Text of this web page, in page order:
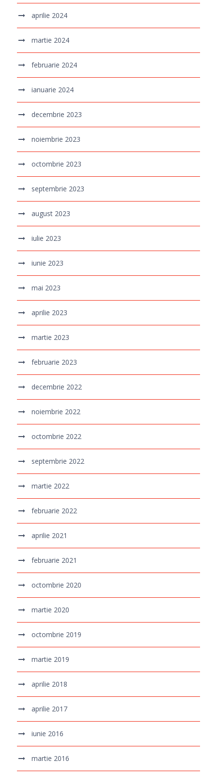
aprilie 2024
martie 2024
februarie 2024
ianuarie 2024
decembrie 2023
noiembrie 2023
octombrie 2023
septembrie 2023
august 2023
iulie 2023
iunie 2023
mai 2023
aprilie 2023
martie 2023
februarie 2023
decembrie 2022
noiembrie 2022
octombrie 2022
septembrie 2022
martie 2022
februarie 2022
aprilie 2021
februarie 2021
octombrie 2020
martie 2020
octombrie 2019
martie 2019
aprilie 2018
aprilie 2017
iunie 2016
martie 2016